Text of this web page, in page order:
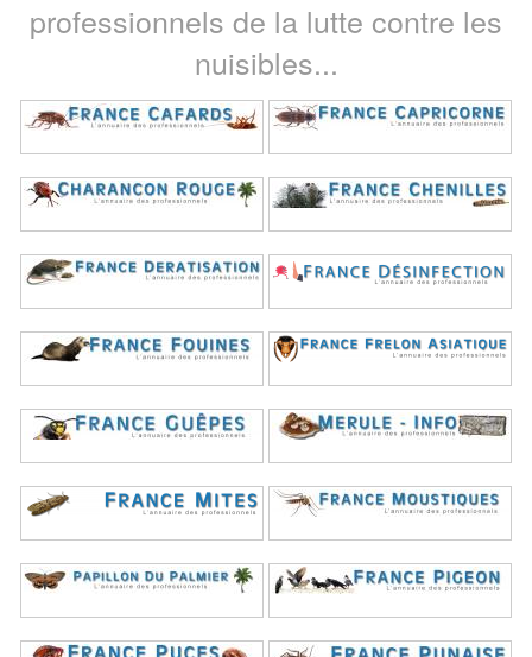
professionnels de la lutte contre les
nuisibles...